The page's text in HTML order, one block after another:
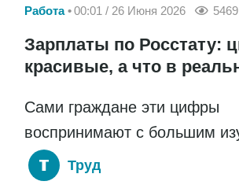
Работа 00:01 / 26 Июня 2026 5469
Зарплаты по Росстату:
красивые, а что в
Сами граждане эти цифры
воспринимают с большим
Труд